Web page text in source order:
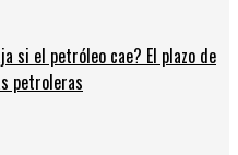
si el petróleo cae? El plazo de
petroleras